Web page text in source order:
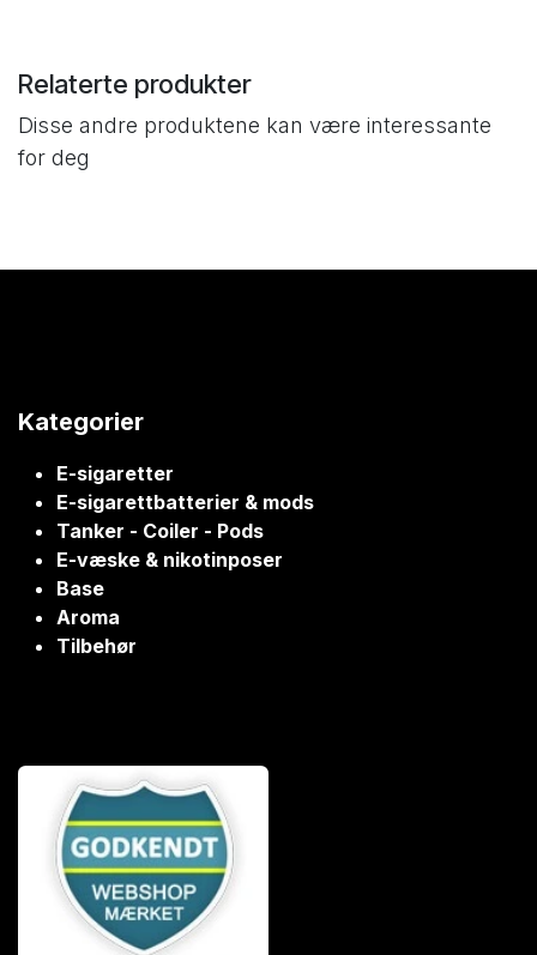
Relaterte produkter
Disse andre produktene kan være interessante
for deg
Kategorier
E-sigaretter
E-sigarettbatterier & mods
Tanker - Coiler - Pods
E-væske & nikotinposer
Base
Aroma
Tilbehør